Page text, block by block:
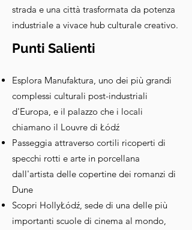
strada e una città trasformata da potenza
industriale a vivace hub culturale creativo.
Punti Salienti
Esplora Manufaktura, uno dei più grandi
complessi culturali post-industriali
d'Europa, e il palazzo che i locali
chiamano il Louvre di Łódź
Passeggia attraverso cortili ricoperti di
specchi rotti e arte in porcellana
dall'artista delle copertine dei romanzi di
Dune
Scopri HollyŁódź, sede di una delle più
importanti scuole di cinema al mondo,